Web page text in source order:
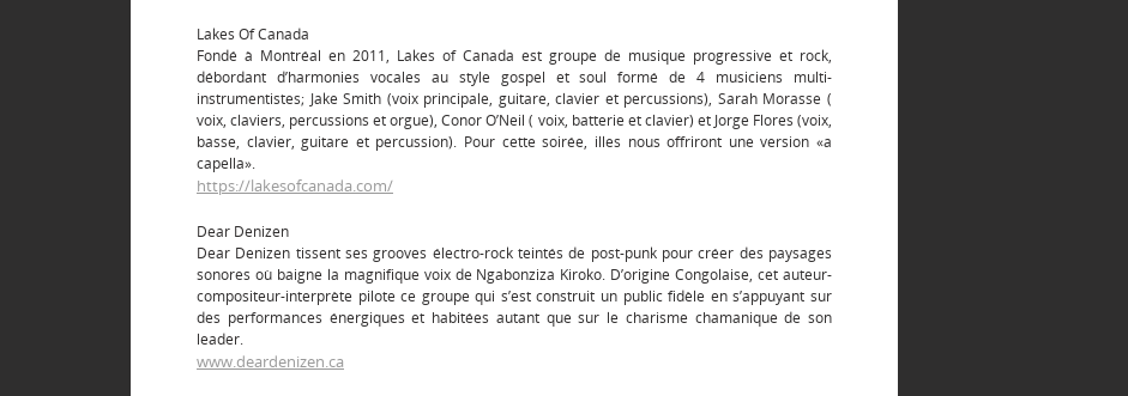
Lakes Of Canada
Fondé à Montréal en 2011, Lakes of Canada est groupe de musique progressive et rock,
débordant d’harmonies vocales au style gospel et soul formé de 4 musiciens multi-
instrumentistes; Jake Smith (voix principale, guitare, clavier et percussions), Sarah Morasse (
voix, claviers, percussions et orgue), Conor O’Neil ( voix, batterie et clavier) et Jorge Flores (voix,
basse, clavier, guitare et percussion). Pour cette soirée, illes nous offriront une version «a
capella».
https://lakesofcanada.com/
Dear Denizen
Dear Denizen tissent ses grooves électro-rock teintés de post-punk pour créer des paysages
sonores où baigne la magnifique voix de Ngabonziza Kiroko. D’origine Congolaise, cet auteur-
compositeur-interprète pilote ce groupe qui s’est construit un public fidèle en s’appuyant sur
des performances énergiques et habitées autant que sur le charisme chamanique de son
leader.
www.deardenizen.ca